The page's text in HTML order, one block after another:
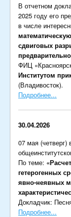
В отчетном
2025 году его
в числе
сдвиговых
ФИЦ
Институтом
(Владивосток).
Подробнее...
30.04.2026
07 мая (четверг)
По теме:
гетерогенных
явно-неявных
Докладчик:
Подробнее...